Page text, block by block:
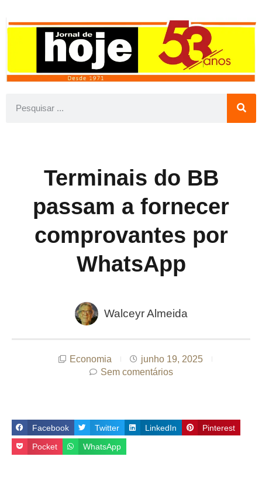
Terminais do BB
passam a fornecer
comprovantes por
WhatsApp
Walceyr Almeida
Economia
junho 19, 2025
Sem comentários
Facebook Twitter LinkedIn Pinterest
Pocket WhatsApp